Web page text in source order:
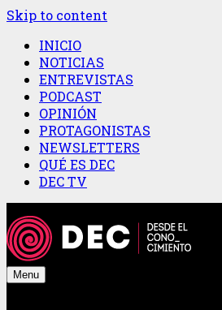
Skip to content
INICIO
NOTICIAS
ENTREVISTAS
PODCAST
OPINIÓN
PROTAGONISTAS
NEWSLETTERS
QUÉ ES DEC
DEC TV
Menu